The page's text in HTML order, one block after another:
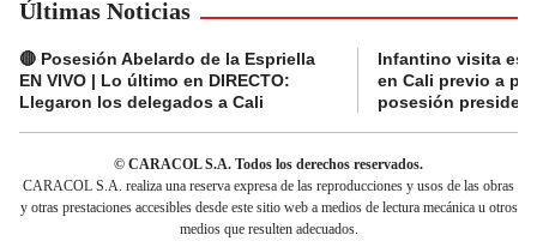
Últimas Noticias
🔴 Posesión Abelardo de la Espriella
EN VIVO | Lo último en DIRECTO:
Llegaron los delegados a Cali
Infantino visita
en Cali previo a
posesión
© CARACOL S.A. Todos los derechos reservados.
CARACOL S.A. realiza una reserva expresa de las reproducciones y usos de las obras
y otras prestaciones accesibles desde este sitio web a medios de lectura mecánica u otros
medios que resulten adecuados.